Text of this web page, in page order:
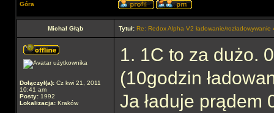
Góra
Michał Głąb Tytuł: Re: Redox Alpha V2 ładowanie/rozładowywanie
Dołączył(a): Cz kwi 21, 2011
10:41 am
Posty: 1992
Lokalizacja: Kraków
1. 1C to za dużo.
(10godzin
Ja ładuje prądem